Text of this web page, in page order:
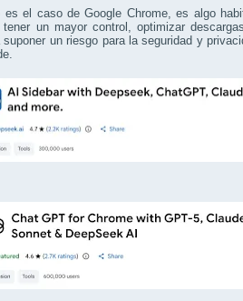
el caso de Google Chrome, es algo
un mayor control, optimizar
un riesgo para la seguridad y